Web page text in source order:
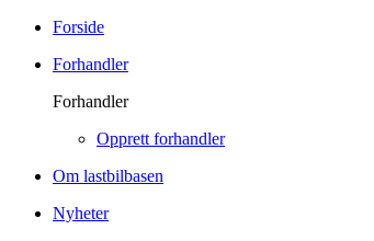
Forside
Forhandler
Forhandler
Opprett forhandler
Om lastbilbasen
Nyheter